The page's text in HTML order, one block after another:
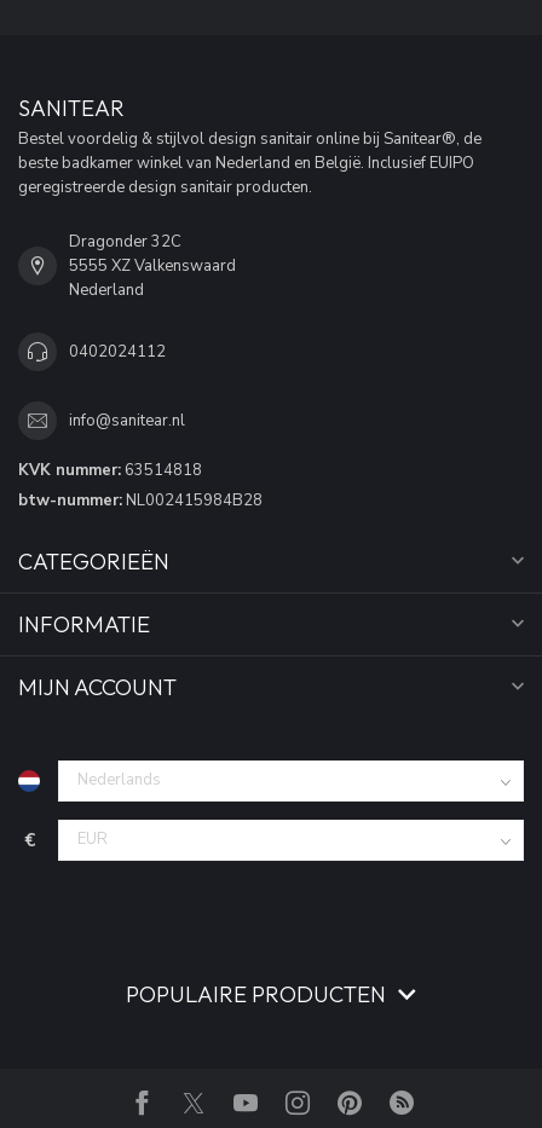
SANITEAR
Bestel voordelig & stijlvol design sanitair online bij Sanitear®, de
beste badkamer winkel van Nederland en België. Inclusief EUIPO
geregistreerde design sanitair producten.
Dragonder 32C
5555 XZ Valkenswaard
Nederland
0402024112
info@sanitear.nl
KVK nummer: 63514818
btw-nummer: NL002415984B28
CATEGORIEËN
INFORMATIE
MIJN ACCOUNT
€
POPULAIRE PRODUCTEN